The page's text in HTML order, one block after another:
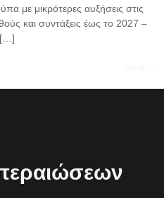
με μικρότερες αυξήσεις στις
και συντάξεις έως το 2027 –
[…]